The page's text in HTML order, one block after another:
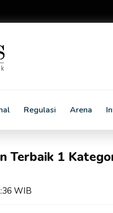
Regulasi Arena
Terbaik 1
WIB